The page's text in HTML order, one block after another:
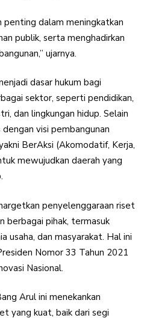
penting dalam meningkatkan
publik, serta menghadirkan
ujarnya.
dasar hukum bagi
sektor, seperti pendidikan,
dan lingkungan hidup. Selain
visi pembangunan
BerAksi (Akomodatif, Kerja,
mewujudkan daerah yang
penyelenggaraan riset
berbagai pihak, termasuk
usaha, dan masyarakat. Hal ini
Nomor 33 Tahun 2021
Nasional.
Arul ini menekankan
yang kuat, baik dari segi